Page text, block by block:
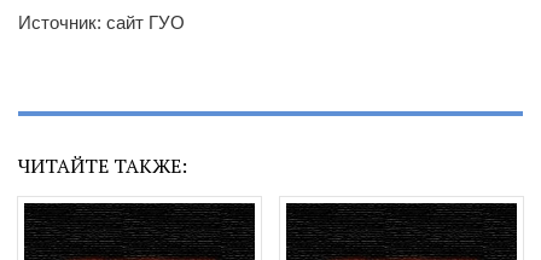
Источник: сайт ГУО
ЧИТАЙТЕ ТАКЖЕ: